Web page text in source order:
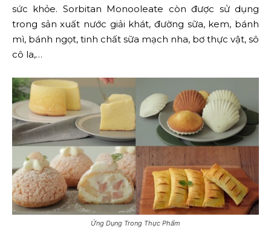
sức khỏe. Sorbitan Monooleate còn được sử dụng
trong sản xuất nước giải khát, đường sữa, kem, bánh
mì, bánh ngọt, tinh chất sữa mạch nha, bơ thực vật, sô
cô la,…
Ứng Dụng Trong Thực Phẩm